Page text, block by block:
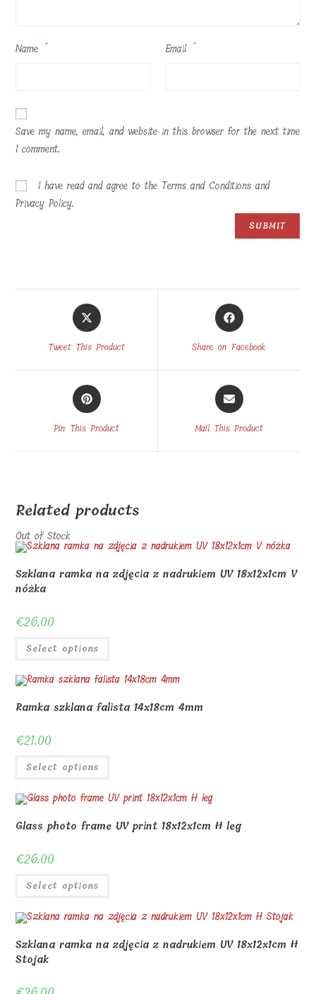
Name * Email *
Save my name, email, and website in this browser for the next time
I comment.
I have read and agree to the Terms and Conditions and
Privacy Policy.
Opens
in
a
new
Tweet This Product
Opens
in
new
Share on Facebook
Opens
in
a
new
Pin This Product
Opens
in
a
new
Mail This Product
Related products
Out of Stock
Szklana ramka na zdjęcia z nadrukiem UV 18x12x1cm V
nóżka
€26.00
Select options
Ramka szklana falista 14x18cm 4mm
€21.00
Select options
Glass photo frame UV print 18x12x1cm H leg
€26.00
Select options
Szklana ramka na zdjęcia z nadrukiem UV 18x12x1cm H
Stojak